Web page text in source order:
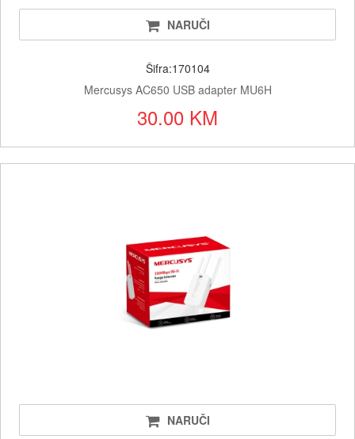
NARUČI
Šifra:170104
Mercusys AC650 USB adapter MU6H
30.00 KM
NARUČI